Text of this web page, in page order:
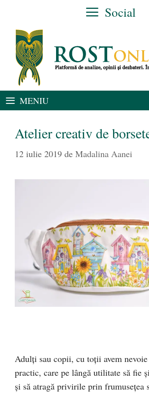
conținut
Social
MENIU
Atelier creativ de
12 iulie 2019 de Madalina Aanei
Adulți sau copii, cu toții avem
practic, care pe lângă utilitate să fie
și să atragă privirile prin frumusețea